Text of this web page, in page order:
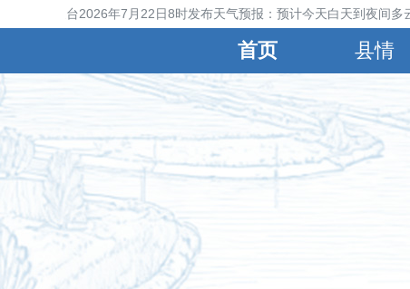
晋县气象台2026年7月22日8时发布天气预报：预计今天白天到夜间多
首页 县情